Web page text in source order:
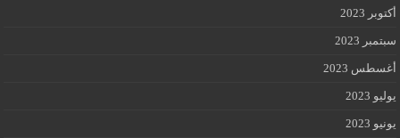
أكتوبر 2023
سبتمبر 2023
أغسطس 2023
يوليو 2023
يونيو 2023